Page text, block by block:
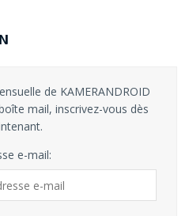
de KAMERANDROID
mail, inscrivez-vous dès
e-mail: